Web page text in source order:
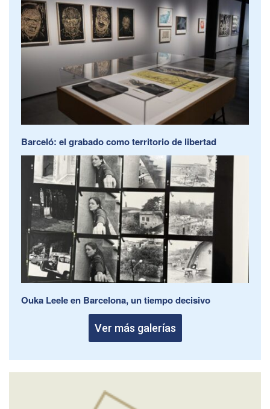
Barceló: el grabado como territorio de libertad
Ouka Leele en Barcelona, un tiempo decisivo
Ver más galerías